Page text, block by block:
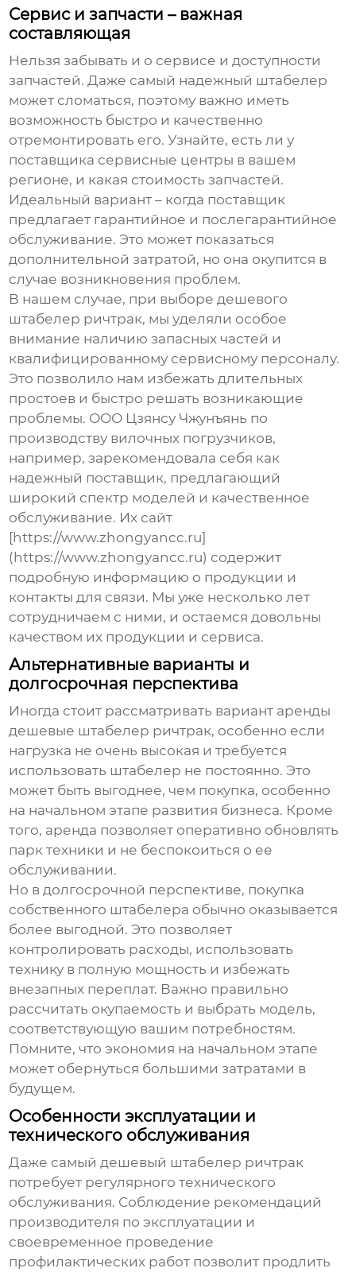
Сервис и запчасти – важная
составляющая
Нельзя забывать и о сервисе и доступности
запчастей. Даже самый надежный штабелер
может сломаться, поэтому важно иметь
возможность быстро и качественно
отремонтировать его. Узнайте, есть ли у
поставщика сервисные центры в вашем
регионе, и какая стоимость запчастей.
Идеальный вариант – когда поставщик
предлагает гарантийное и послегарантийное
обслуживание. Это может показаться
дополнительной затратой, но она окупится в
случае возникновения проблем.
В нашем случае, при выборе дешевого
штабелер ричтрак, мы уделяли особое
внимание наличию запасных частей и
квалифицированному сервисному персоналу.
Это позволило нам избежать длительных
простоев и быстро решать возникающие
проблемы. ООО Цзянсу Чжунъянь по
производству вилочных погрузчиков,
например, зарекомендовала себя как
надежный поставщик, предлагающий
широкий спектр моделей и качественное
обслуживание. Их сайт
[https://www.zhongyancc.ru]
(https://www.zhongyancc.ru) содержит
подробную информацию о продукции и
контакты для связи. Мы уже несколько лет
сотрудничаем с ними, и остаемся довольны
качеством их продукции и сервиса.
Альтернативные варианты и
долгосрочная перспектива
Иногда стоит рассматривать вариант аренды
дешевые штабелер ричтрак, особенно если
нагрузка не очень высокая и требуется
использовать штабелер не постоянно. Это
может быть выгоднее, чем покупка, особенно
на начальном этапе развития бизнеса. Кроме
того, аренда позволяет оперативно обновлять
парк техники и не беспокоиться о ее
обслуживании.
Но в долгосрочной перспективе, покупка
собственного штабелера обычно оказывается
более выгодной. Это позволяет
контролировать расходы, использовать
технику в полную мощность и избежать
внезапных переплат. Важно правильно
рассчитать окупаемость и выбрать модель,
соответствующую вашим потребностям.
Помните, что экономия на начальном этапе
может обернуться большими затратами в
будущем.
Особенности эксплуатации и
технического обслуживания
Даже самый дешевый штабелер ричтрак
потребует регулярного технического
обслуживания. Соблюдение рекомендаций
производителя по эксплуатации и
своевременное проведение
профилактических работ позволит продлить